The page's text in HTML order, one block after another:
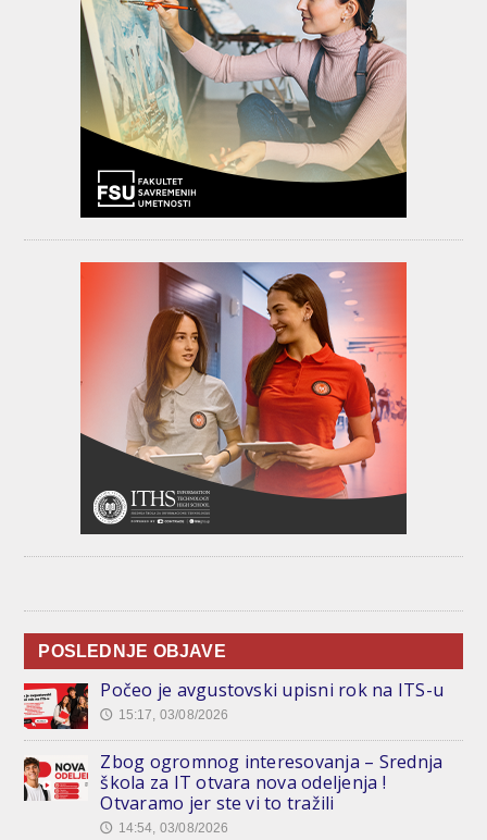
POSLEDNJE OBJAVE
Počeo je avgustovski upisni rok na ITS-u
🕔 15:17, 03/08/2026
Zbog ogromnog interesovanja – Srednja
škola za IT otvara nova odeljenja !
Otvaramo jer ste vi to tražili
🕔 14:54, 03/08/2026